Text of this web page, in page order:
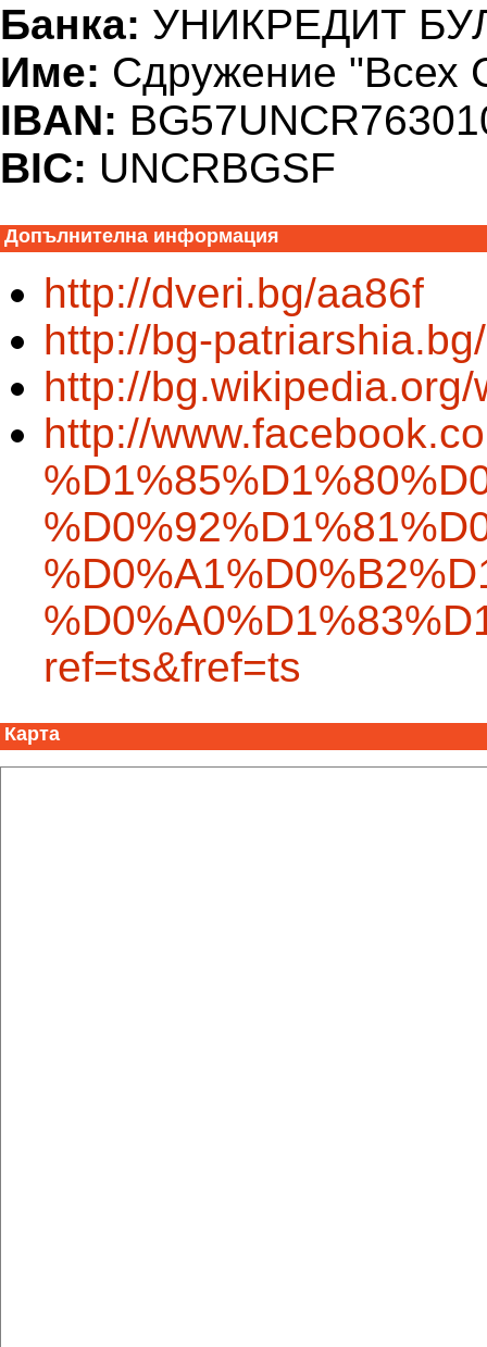
Банка: УНИКРЕДИТ
Име: Сдружение "Всех
IBAN:
BIC: UNCRBGSF
Допълнителна информация
http://dveri.bg/aa86f
http://bg-
http://
http://
ref=ts&fref=ts
Карта